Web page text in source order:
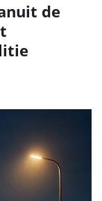
de